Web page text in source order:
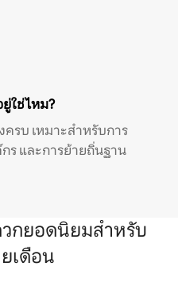
ใช่ไหม?
รบ เหมาะสำหรับการ
ร และการย้ายถิ่นฐาน
กยอดนิยมสำหรับ
เดือน